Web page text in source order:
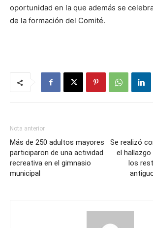
oportunidad en la que además se
de la formación del Comité.
Nota anterior
Más de 250 adultos mayores
participaron de una actividad
recreativa en el gimnasio
municipal
Se realizó
el
los